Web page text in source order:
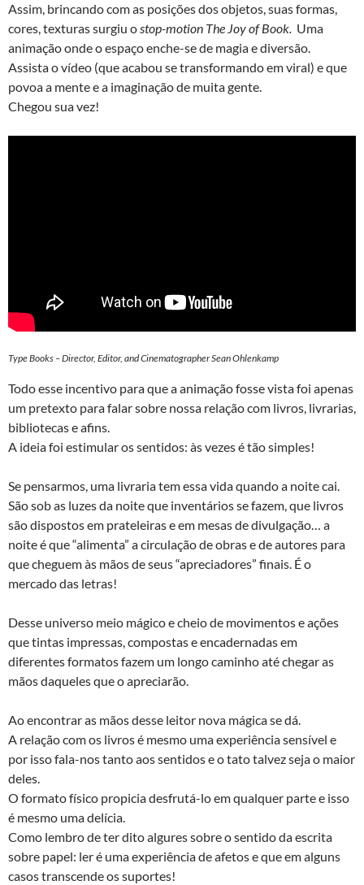
Assim, brincando com as posições dos objetos, suas formas,
cores, texturas surgiu ostop-motion The Joy of Book. Uma
animação onde o espaço enche-se de magia e diversão.
Assista o vídeo (que acabou se transformando em viral) e que
povoa a mente e a imaginação de muita gente.
Chegou sua vez!
Type Books – Director, Editor, and Cinematographer Sean Ohlenkamp
Todo esse incentivo para que a animação fosse vista foi apenas
um pretexto para falar sobre nossa relação com livros, livrarias,
bibliotecas e afins.
A ideia foi estimular os sentidos: às vezes é tão simples!
Se pensarmos, uma livraria tem essa vida quando a noite cai.
São sob as luzes da noite que inventários se fazem, que livros
são dispostos em prateleiras e em mesas de divulgação… a
noite é que “alimenta” a circulação de obras e de autores para
que cheguem às mãos de seus “apreciadores” finais. É o
mercado das letras!
Desse universo meio mágico e cheio de movimentos e ações
que tintas impressas, compostas e encadernadas em
diferentes formatos fazem um longo caminho até chegar as
mãos daqueles que o apreciarão.
Ao encontrar as mãos desse leitor nova mágica se dá.
A relação com os livros é mesmo uma experiência sensível e
por isso fala-nos tanto aos sentidos e o tato talvez seja o maior
deles.
O formato físico propicia desfrutá-lo em qualquer parte e isso
é mesmo uma delícia.
Como lembro de ter dito algures sobre o sentido da escrita
sobre papel: ler é uma experiência de afetos e que em alguns
casos transcende os suportes!